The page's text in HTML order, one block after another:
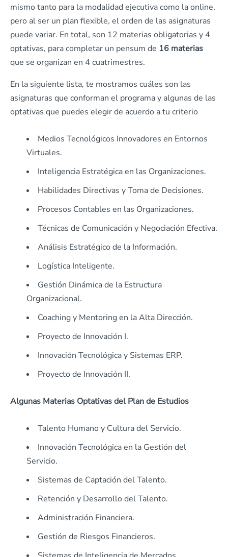
mismo tanto para la modalidad ejecutiva como la online,
pero al ser un plan flexible, el orden de las asignaturas
puede variar. En total, son 12 materias obligatorias y 4
optativas, para completar un pensum de 16 materias
que se organizan en 4 cuatrimestres.
En la siguiente lista, te mostramos cuáles son las
asignaturas que conforman el programa y algunas de las
optativas que puedes elegir de acuerdo a tu criterio
Medios Tecnológicos Innovadores en Entornos
Virtuales.
Inteligencia Estratégica en las Organizaciones.
Habilidades Directivas y Toma de Decisiones.
Procesos Contables en las Organizaciones.
Técnicas de Comunicación y Negociación Efectiva.
Análisis Estratégico de la Información.
Logística Inteligente.
Gestión Dinámica de la Estructura
Organizacional.
Coaching y Mentoring en la Alta Dirección.
Proyecto de Innovación I.
Innovación Tecnológica y Sistemas ERP.
Proyecto de Innovación II.
Algunas Materias Optativas del Plan de Estudios
Talento Humano y Cultura del Servicio.
Innovación Tecnológica en la Gestión del
Servicio.
Sistemas de Captación del Talento.
Retención y Desarrollo del Talento.
Administración Financiera.
Gestión de Riesgos Financieros.